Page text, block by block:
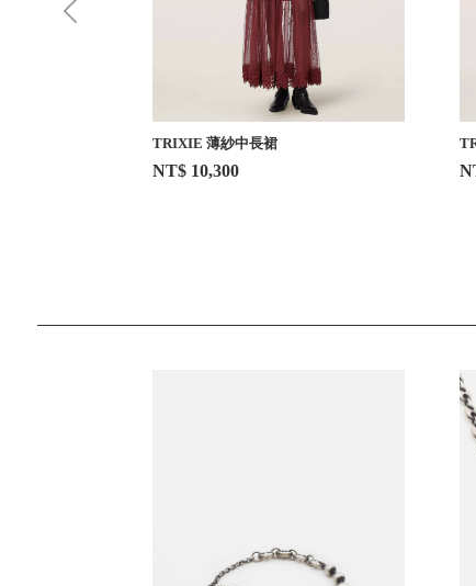
TRIXIE 薄紗中長裙
NT$ 10,300